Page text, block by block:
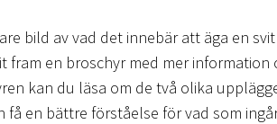
bild av vad det innebär att äga en
fram en broschyr med mer information
kan du läsa om de två olika
en bättre förståelse för vad som